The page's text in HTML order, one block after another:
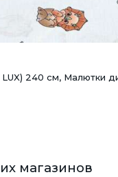
240 см, Малютки
магазинов